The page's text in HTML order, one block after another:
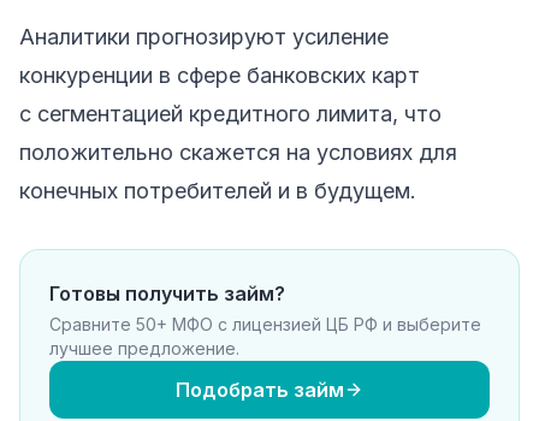
Аналитики прогнозируют усиление
конкуренции в сфере банковских карт
с сегментацией кредитного лимита, что
положительно скажется на условиях для
конечных потребителей и в будущем.
Готовы получить займ?
Сравните 50+ МФО с лицензией ЦБ РФ и выберите
лучшее предложение.
Подобрать займ